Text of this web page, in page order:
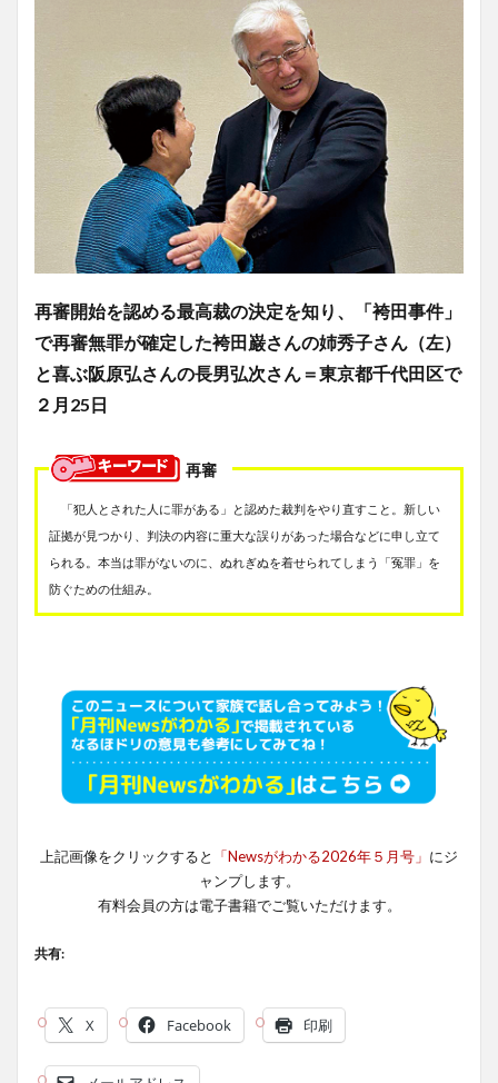
再審開始を認める最高裁の決定を知り、「袴田事件」
で再審無罪が確定した袴田巌さんの姉秀子さん（左）
と喜ぶ阪原弘さんの長男弘次さん＝東京都千代田区で
２月25日
再審
「犯人とされた人に罪がある」と認めた裁判をやり直すこと。新しい
証拠が見つかり、判決の内容に重大な誤りがあった場合などに申し立て
られる。本当は罪がないのに、ぬれぎぬを着せられてしまう「冤罪」を
防ぐための仕組み。
上記画像をクリックすると 「Newsがわかる2026年５月号」 にジ
ャンプします。
有料会員の方は電子書籍でご覧いただけます。
共有:
X Facebook 印刷